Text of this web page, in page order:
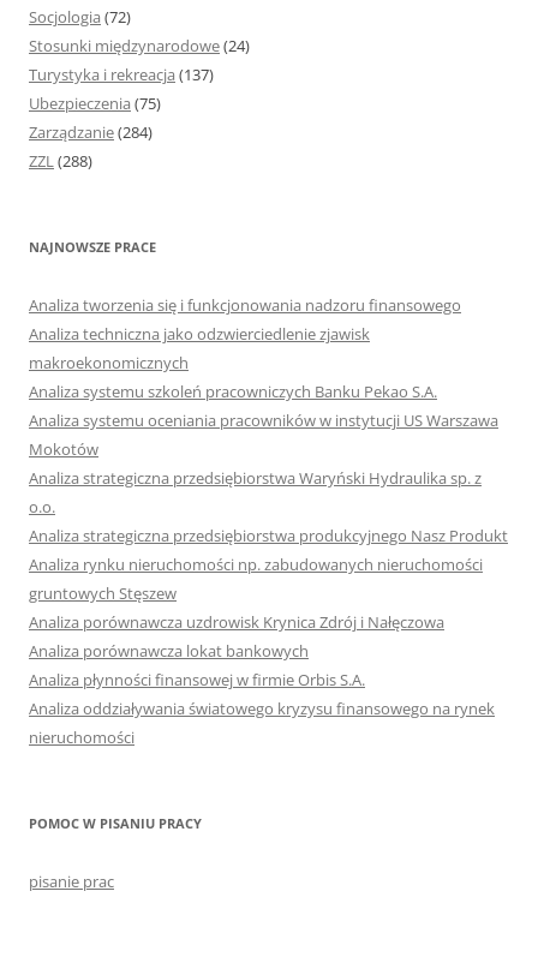
Socjologia (72)
Stosunki międzynarodowe(24)
Turystyka i rekreacja (137)
Ubezpieczenia (75)
Zarządzanie(284)
ZZL(288)
NAJNOWSZE PRACE
Analiza tworzenia się i funkcjonowania nadzoru finansowego
Analiza techniczna jako odzwierciedlenie zjawisk
makroekonomicznych
Analiza systemu szkoleń pracowniczych Banku Pekao S.A.
Analiza systemu oceniania pracowników w instytucji US Warszawa
Mokotów
Analiza strategiczna przedsiębiorstwa Waryński Hydraulika sp. z
o.o.
Analiza strategiczna przedsiębiorstwa produkcyjnego Nasz Produkt
Analiza rynku nieruchomości np. zabudowanych nieruchomości
gruntowych Stęszew
Analiza porównawcza uzdrowisk Krynica Zdrój i Nałęczowa
Analiza porównawcza lokat bankowych
Analiza płynności finansowej w firmie Orbis S.A.
Analiza oddziaływania światowego kryzysu finansowego na rynek
nieruchomości
POMOC W PISANIU PRACY
pisanie prac